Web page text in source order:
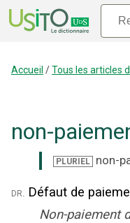
Accueil /Tous les articles
non-
PLURIEL non-
dr. Défaut de
Non-paiement